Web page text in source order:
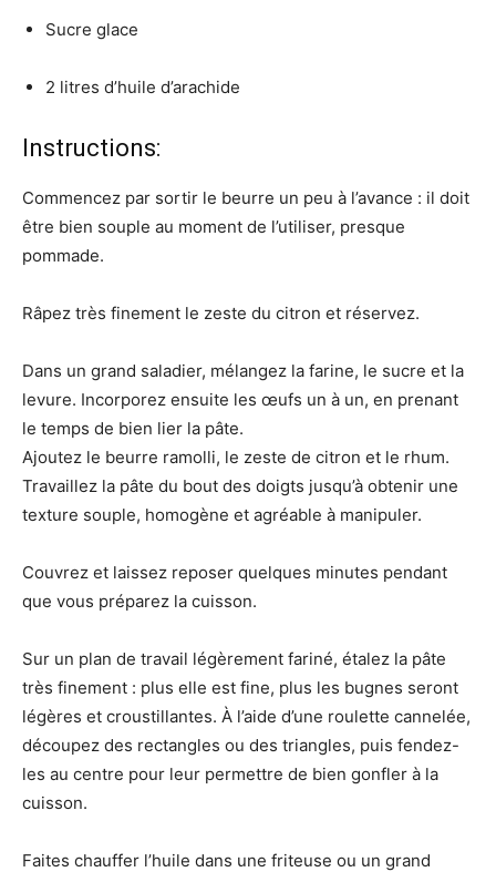
Sucre glace
2 litres d’huile d’arachide
Instructions:
Commencez par sortir le beurre un peu à l’avance : il doit
être bien souple au moment de l’utiliser, presque
pommade.
Râpez très finement le zeste du citron et réservez.
Dans un grand saladier, mélangez la farine, le sucre et la
levure. Incorporez ensuite les œufs un à un, en prenant
le temps de bien lier la pâte.
Ajoutez le beurre ramolli, le zeste de citron et le rhum.
Travaillez la pâte du bout des doigts jusqu’à obtenir une
texture souple, homogène et agréable à manipuler.
Couvrez et laissez reposer quelques minutes pendant
que vous préparez la cuisson.
Sur un plan de travail légèrement fariné, étalez la pâte
très finement : plus elle est fine, plus les bugnes seront
légères et croustillantes. À l’aide d’une roulette cannelée,
découpez des rectangles ou des triangles, puis fendez-
les au centre pour leur permettre de bien gonfler à la
cuisson.
Faites chauffer l’huile dans une friteuse ou un grand